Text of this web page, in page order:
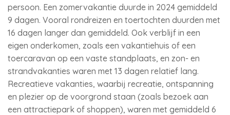
persoon. Een zomervakantie duurde in 2024 gemiddeld
9 dagen. Vooral rondreizen en toertochten duurden met
16 dagen langer dan gemiddeld. Ook verblijf in een
eigen onderkomen, zoals een vakantiehuis of een
toercaravan op een vaste standplaats, en zon- en
strandvakanties waren met 13 dagen relatief lang.
Recreatieve vakanties, waarbij recreatie, ontspanning
en plezier op de voorgrond staan (zoals bezoek aan
een attractiepark of shoppen), waren met gemiddeld 6